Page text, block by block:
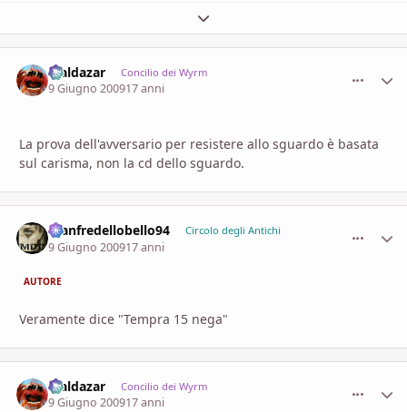
Espandi panoramica del topic
Maldazar Concilio dei Wyrm
9 Giugno 200917 anni
La prova dell'avversario per resistere allo sguardo è basata
sul carisma, non la cd dello sguardo.
manfredellobello94 Circolo degli Antichi
9 Giugno 200917 anni
AUTORE
Veramente dice "Tempra 15 nega"
Maldazar Concilio dei Wyrm
9 Giugno 200917 anni